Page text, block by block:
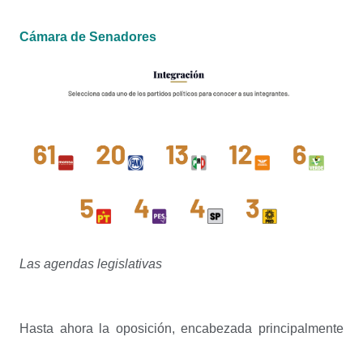
Cámara de Senadores
Las agendas legislativas
Hasta ahora la oposición, encabezada principalmente